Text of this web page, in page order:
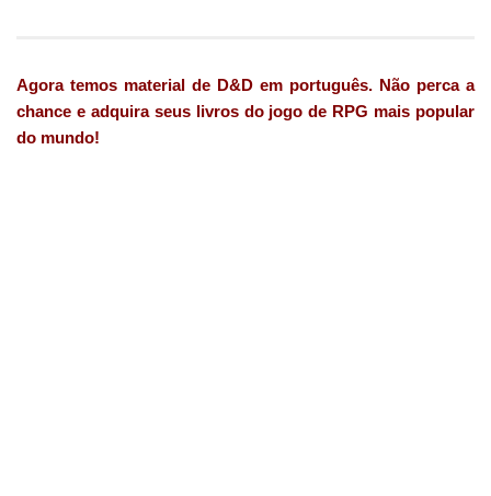
Agora temos material de D&D em português. Não perca a
chance e adquira seus livros do jogo de RPG mais popular
do mundo!